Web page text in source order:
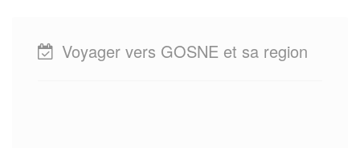
Voyager vers GOSNE et sa region